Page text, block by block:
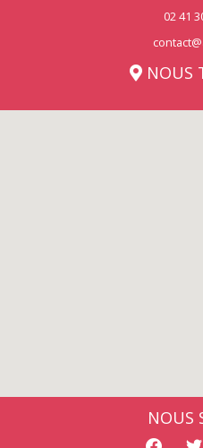
02 41
NOUS
NOUS
facebooktwitter